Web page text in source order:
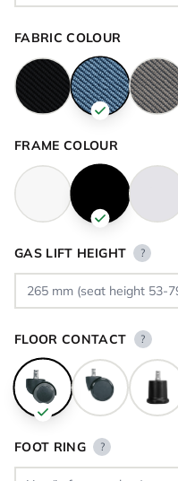
FABRIC COLOUR
FRAME COLOUR
GAS LIFT HEIGHT ?
FLOOR CONTACT ?
FOOT RING ?